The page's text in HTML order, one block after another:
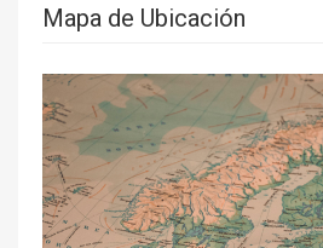
Mapa de Ubicación